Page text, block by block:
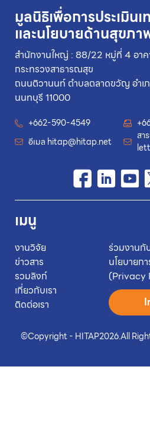
©Copyright - HITAP2026.All
มูลนิธิเพื่อการประเมินเ
และนโยบายด้านสุขภา
สำนักงานใหญ่ : 88/22 หมู่ที่ 4 อา
กระทรวงสาธารณสุข
ถนนติวานนท์ ตำบลตลาดขวัญ อำเ
นนทบุรี 11000
+662-590-4549
อีเมล hitap@hitap.net
สา
เมนู
งานวิจัย
ข่าวสาร
รวมลิงก์
เกี่ยวกับเรา
ติดต่อเรา
ร่วมงานกั
นโยบายก
(Privacy